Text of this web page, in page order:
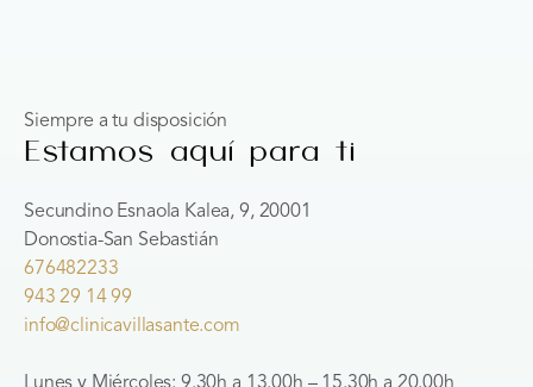
Siempre a tu disposición
Estamos aquí para ti
Secundino Esnaola Kalea, 9, 20001
Donostia-San Sebastián
676482233
943 29 14 99
info@clinicavillasante.com
Lunes y Miércoles: 9.30h a 13.00h – 15.30h a 20.00h